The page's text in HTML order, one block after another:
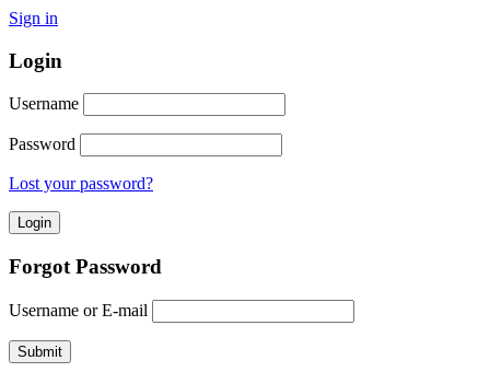
Sign in
Login
Username
Password
Lost your password?
Forgot Password
Username or E-mail